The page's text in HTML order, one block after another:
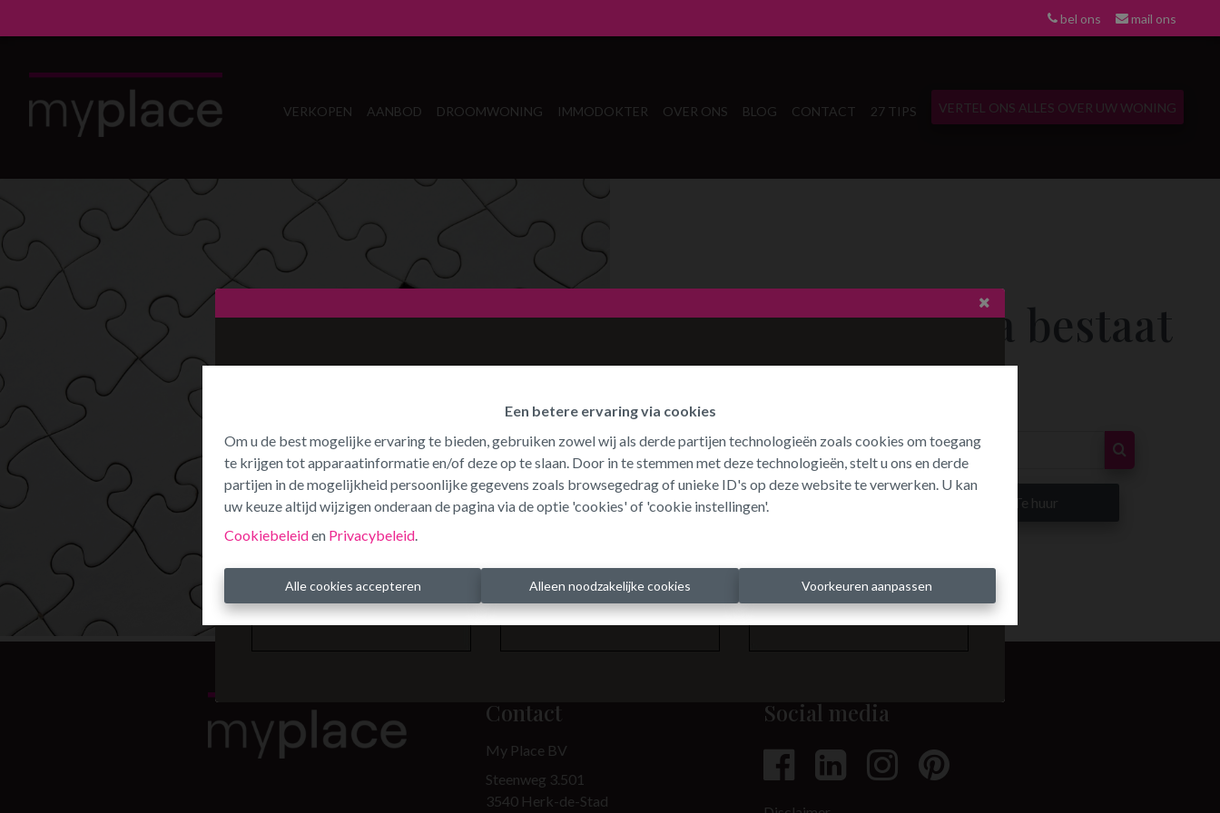
Een betere ervaring via cookies
Om u de best mogelijke ervaring te bieden, gebruiken zowel wij als derde partijen technologieën zoals cookies om toegang
te krijgen tot apparaatinformatie en/of deze op te slaan. Door in te stemmen met deze technologieën, stelt u ons en derde
partijen in de mogelijkheid persoonlijke gegevens zoals browsegedrag of unieke ID's op deze website te verwerken. U kan
uw keuze altijd wijzigen onderaan de pagina via de optie 'cookies' of 'cookie instellingen'.
Cookiebeleiden Privacybeleid
Alle cookies accepteren Alleen noodzakelijke cookies Voorkeuren aanpassen
bel ons mail ons
VERKOPEN AANBOD DROOMWONING IMMODOKTER OVER ONS BLOG CONTACT 27 TIPS VERTEL ONS ALLES OVER UW WONING
Oeps, deze pagina bestaat
niet meer
Te huur
Contact
My Place BV
Steenweg 3.501
3540 Herk-de-Stad
Social media